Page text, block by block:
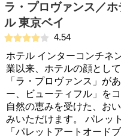
ラ・プロヴァンス／
ル 東京ベイ
4.54
ホテル インターコンチネ
業以来、ホテルの顔とし
「ラ・プロヴァンス」が
ー、ビューティフル」を
自然の恵みを受けた、お
みいただけます。 パレッ
「パレットアートオード